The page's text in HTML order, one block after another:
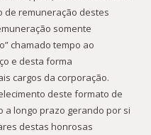
de remuneração destes
somente
chamado tempo ao
e desta forma
cargos da corporação.
deste formato de
longo prazo gerando por si
destas honrosas